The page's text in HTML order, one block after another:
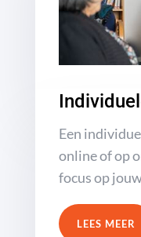
Een
online of op
focus op
LEES MEER